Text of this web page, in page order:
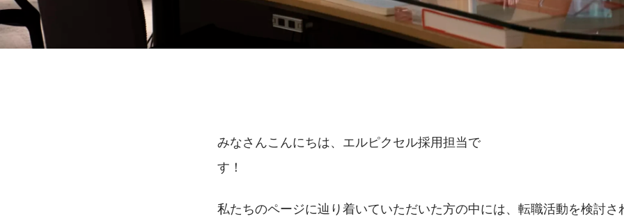
みなさんこんにちは、エルピクセル採用担当で
す！
私たちのページに辿り着いていただいた方の中には、転職活動を検討さ